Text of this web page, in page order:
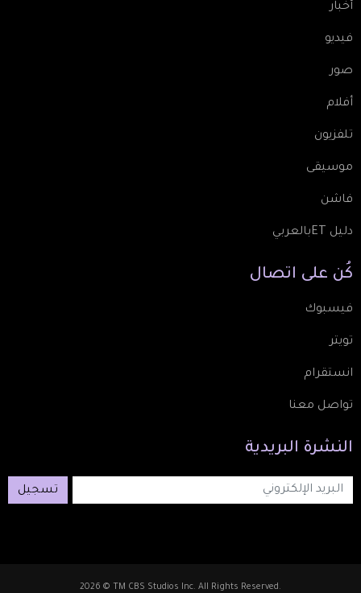
أخبار
فيديو
صور
أفلام
تلفزيون
موسيقى
فاشن
دليل ETبالعربي
كُن على اتصال
فيسبوك
تويتر
انستقرام
تواصل معنا
النشرة البريدية
تسجيل
2026 © TM CBS Studios Inc. All Rights Reserved.